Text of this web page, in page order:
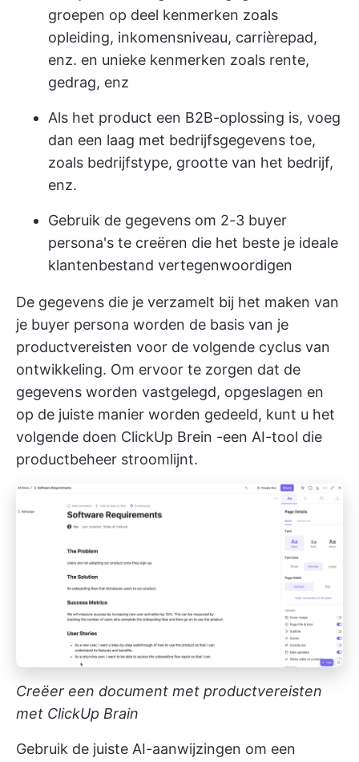
groepen op deel kenmerken zoals
opleiding, inkomensniveau, carrièrepad,
enz. en unieke kenmerken zoals rente,
gedrag, enz
Als het product een B2B-oplossing is, voeg
dan een laag met bedrijfsgegevens toe,
zoals bedrijfstype, grootte van het bedrijf,
enz.
Gebruik de gegevens om 2-3 buyer
persona's te creëren die het beste je ideale
klantenbestand vertegenwoordigen
De gegevens die je verzamelt bij het maken van
je buyer persona worden de basis van je
productvereisten voor de volgende cyclus van
ontwikkeling. Om ervoor te zorgen dat de
gegevens worden vastgelegd, opgeslagen en
op de juiste manier worden gedeeld, kunt u het
volgende doen ClickUp Brein -een AI-tool die
productbeheer stroomlijnt.
Creëer een document met productvereisten
met ClickUp Brain
Gebruik de juiste AI-aanwijzingen om een